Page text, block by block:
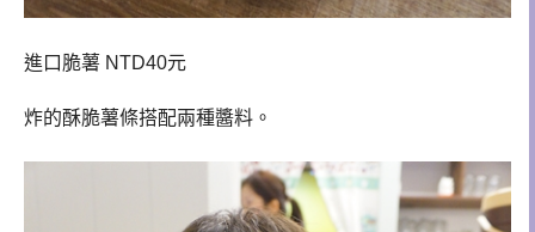
進口脆薯 NTD40元
炸的酥脆薯條搭配兩種醬料。